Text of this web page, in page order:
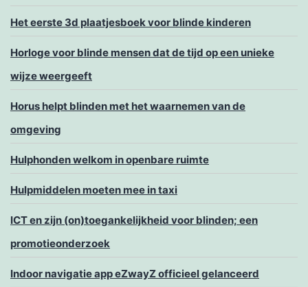
Het eerste 3d plaatjesboek voor blinde kinderen
Horloge voor blinde mensen dat de tijd op een unieke
wijze weergeeft
Horus helpt blinden met het waarnemen van de
omgeving
Hulphonden welkom in openbare ruimte
Hulpmiddelen moeten mee in taxi
ICT en zijn (on)toegankelijkheid voor blinden; een
promotieonderzoek
Indoor navigatie app eZwayZ officieel gelanceerd